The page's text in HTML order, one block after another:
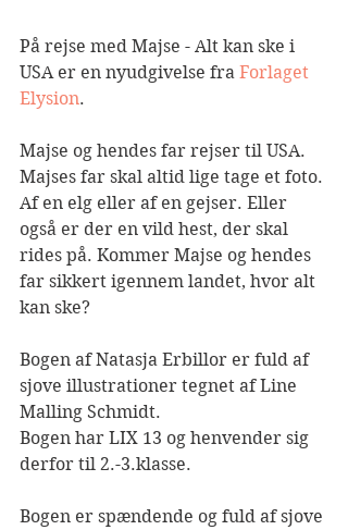
På rejse med Majse - Alt kan ske i
USA er en nyudgivelse fra Forlaget
Elysion.
Majse og hendes far rejser til USA.
Majses far skal altid lige tage et foto.
Af en elg eller af en gejser. Eller
også er der en vild hest, der skal
rides på. Kommer Majse og hendes
far sikkert igennem landet, hvor alt
kan ske?
Bogen af Natasja Erbillor er fuld af
sjove illustrationer tegnet af Line
Malling Schmidt.
Bogen har LIX 13 og henvender sig
derfor til 2.-3.klasse.
Bogen er spændende og fuld af sjove